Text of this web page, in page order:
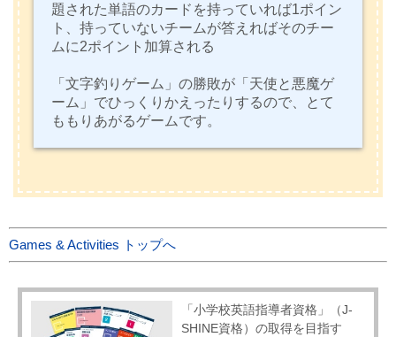
題された単語のカードを持っていれば1ポイン
ト、持っていないチームが答えればそのチー
ムに2ポイント加算される
「文字釣りゲーム」の勝敗が「天使と悪魔ゲ
ーム」でひっくりかえったりするので、とて
ももりあがるゲームです。
Games & Activities トップへ
「小学校英語指導者資格」（J-
SHINE資格）の取得を目指す